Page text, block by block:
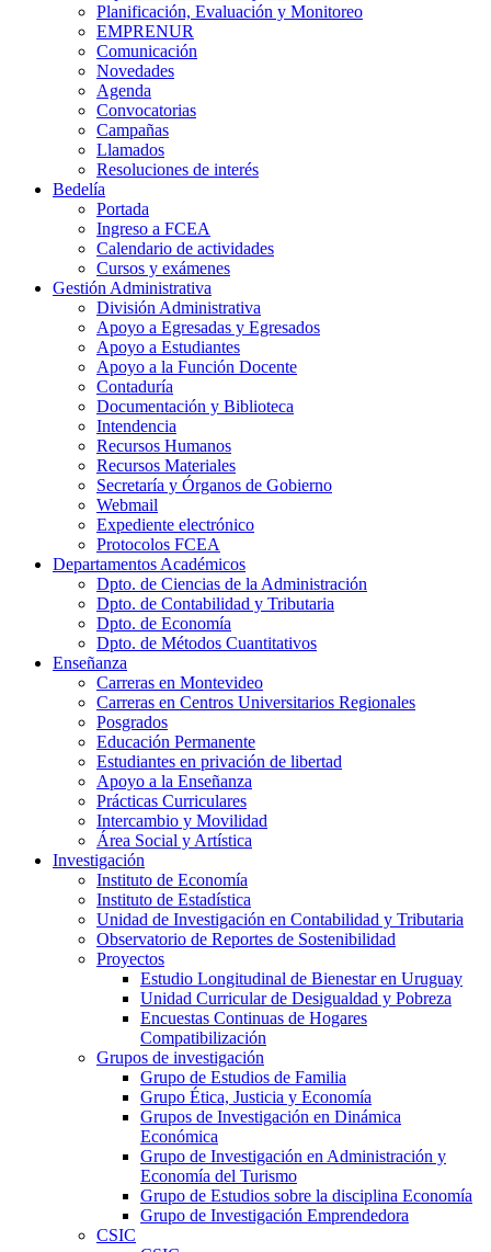
Planificación, Evaluación y Monitoreo
EMPRENUR
Comunicación
Novedades
Agenda
Convocatorias
Campañas
Llamados
Resoluciones de interés
Bedelía
Portada
Ingreso a FCEA
Calendario de actividades
Cursos y exámenes
Gestión Administrativa
División Administrativa
Apoyo a Egresadas y Egresados
Apoyo a Estudiantes
Apoyo a la Función Docente
Contaduría
Documentación y Biblioteca
Intendencia
Recursos Humanos
Recursos Materiales
Secretaría y Órganos de Gobierno
Webmail
Expediente electrónico
Protocolos FCEA
Departamentos Académicos
Dpto. de Ciencias de la Administración
Dpto. de Contabilidad y Tributaria
Dpto. de Economía
Dpto. de Métodos Cuantitativos
Enseñanza
Carreras en Montevideo
Carreras en Centros Universitarios Regionales
Posgrados
Educación Permanente
Estudiantes en privación de libertad
Apoyo a la Enseñanza
Prácticas Curriculares
Intercambio y Movilidad
Área Social y Artística
Investigación
Instituto de Economía
Instituto de Estadística
Unidad de Investigación en Contabilidad y Tributaria
Observatorio de Reportes de Sostenibilidad
Proyectos
Estudio Longitudinal de Bienestar en Uruguay
Unidad Curricular de Desigualdad y Pobreza
Encuestas Continuas de Hogares
Compatibilización
Grupos de investigación
Grupo de Estudios de Familia
Grupo Ética, Justicia y Economía
Grupos de Investigación en Dinámica
Económica
Grupo de Investigación en Administración y
Economía del Turismo
Grupo de Estudios sobre la disciplina Economía
Grupo de Investigación Emprendedora
CSIC